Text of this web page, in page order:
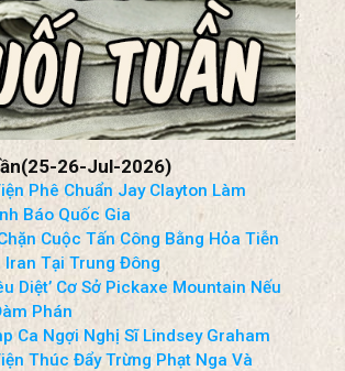
26-Jul-2026)
Phê Chuẩn Jay Clayton Làm
Báo Quốc Gia
Cuộc Tấn Công Bằng Hỏa Tiễn